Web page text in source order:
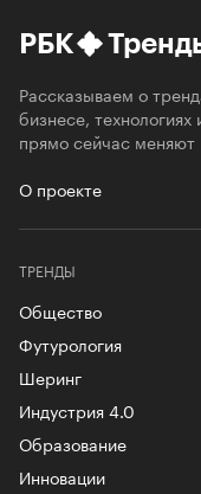
РБК
Рассказываем о
бизнесе,
прямо сейчас
О проекте
ТРЕНДЫ
Общество
Футурология
Шеринг
Индустрия 4.0
Образование
Инновации